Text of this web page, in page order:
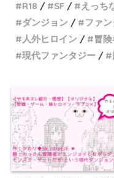
R18
SF えっち
ダンジョン
ファ
人外ヒロイン
冒
現代ファンタジー